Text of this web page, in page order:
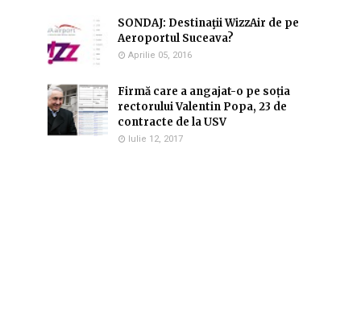
SONDAJ: Destinaţii WizzAir de pe
Aeroportul Suceava?
Aprilie 05, 2016
Firmă care a angajat-o pe soția
rectorului Valentin Popa, 23 de
contracte de la USV
Iulie 12, 2017